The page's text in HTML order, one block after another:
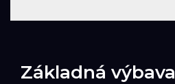
Základná výbava